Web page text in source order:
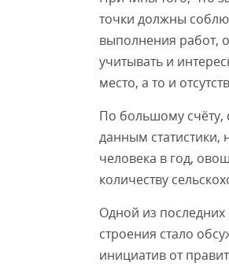
точки должны
выполнения работ,
учитывать и
место, а то и
По большому счёту,
данным статистики,
человека в год,
количеству
Одной из последних
строения стало
инициатив от